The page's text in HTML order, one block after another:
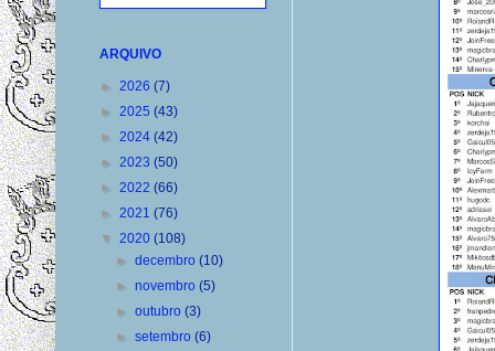
ARQUIVO
► 2026 (7)
► 2025 (43)
► 2024 (42)
► 2023 (50)
► 2022 (66)
► 2021 (76)
▼ 2020 (108)
►decembro(10)
►novembro(5)
►outubro(3)
►setembro(6)